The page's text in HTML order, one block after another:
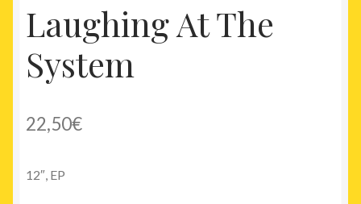
Laughing At The
System
22,50€
12″, EP